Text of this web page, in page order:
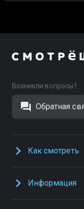
Возникли вопросы?
Обратная
Как смотреть
Информация